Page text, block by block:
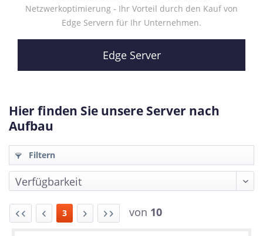
Netzwerkoptimierung - Ihr Vorteil durch den Kauf von
Edge Servern für Ihr Unternehmen.
Edge Server
Hier finden Sie unsere Server nach
Aufbau
Filtern
3 von 10